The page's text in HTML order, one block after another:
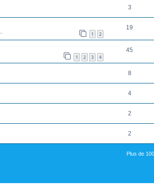
3
1 2
19
1 2 3 4
45
8
4
2
2
Plus de